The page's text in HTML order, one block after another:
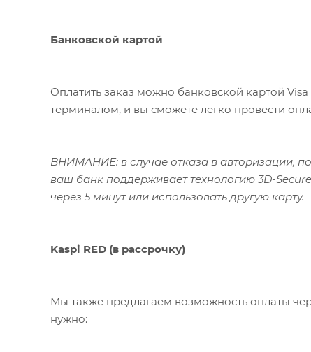
Банковской картой
Оплатить заказ можно банковской картой
терминалом, и вы сможете легко провести
ВНИМАНИЕ: в случае отказа в авторизации,
ваш банк поддерживает технологию 3D-
через 5 минут или использовать другую карту.
Kaspi RED (в рассрочку)
Мы также предлагаем возможность оплаты
нужно: